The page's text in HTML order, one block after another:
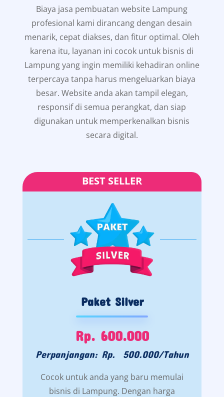
Biaya jasa pembuatan website Lampung
profesional kami dirancang dengan desain
menarik, cepat diakses, dan fitur optimal. Oleh
karena itu, layanan ini cocok untuk bisnis di
Lampung yang ingin memiliki kehadiran online
terpercaya tanpa harus mengeluarkan biaya
besar. Website anda akan tampil elegan,
responsif di semua perangkat, dan siap
digunakan untuk memperkenalkan bisnis
secara digital.
BEST SELLER
Paket Silver
Rp. 600.000
Perpanjangan: Rp. 500.000/Tahun
Cocok untuk anda yang baru memulai
bisnis di Lampung. Dengan harga